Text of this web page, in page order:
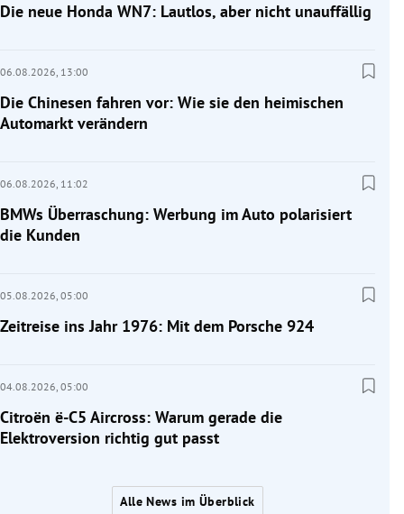
Die neue Honda WN7: Lautlos, aber nicht unauffällig
06.08.2026, 13:00
Die Chinesen fahren vor: Wie sie den heimischen
Automarkt verändern
06.08.2026, 11:02
BMWs Überraschung: Werbung im Auto polarisiert
die Kunden
05.08.2026, 05:00
Zeitreise ins Jahr 1976: Mit dem Porsche 924
04.08.2026, 05:00
Citroën ë-C5 Aircross: Warum gerade die
Elektroversion richtig gut passt
Alle News im Überblick